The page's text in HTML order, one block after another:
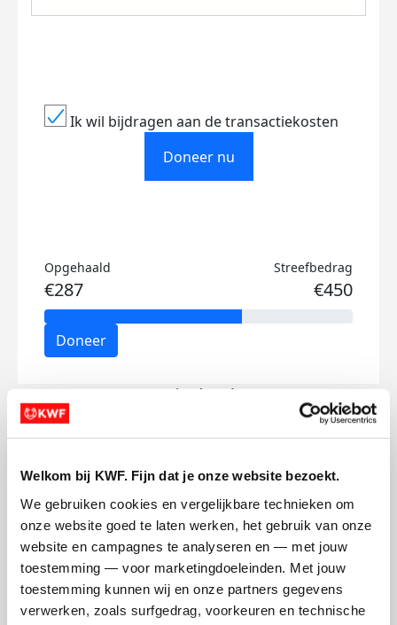
Welkom bij KWF. Fijn dat je onze website bezoekt.
We gebruiken cookies en vergelijkbare technieken om
onze website goed te laten werken, het gebruik van onze
website en campagnes te analyseren en — met jouw
toestemming — voor marketingdoeleinden. Met jouw
toestemming kunnen wij en onze partners gegevens
verwerken, zoals surfgedrag, voorkeuren en technische
Ik wil bijdragen aan de transactiekosten
Doneer nu
Opgehaald
€287
Streefbedrag
€450
Doneer
Romi's badges